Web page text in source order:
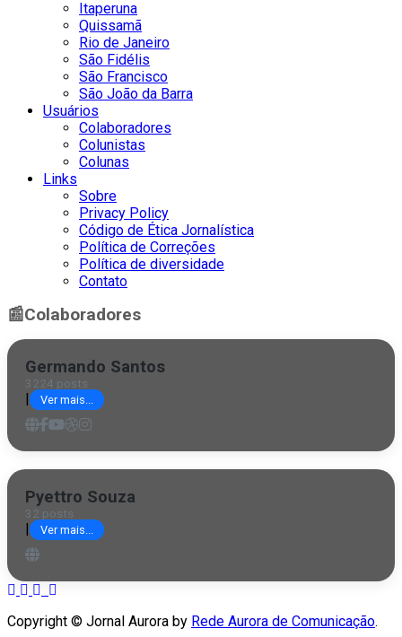
Itaperuna
Quissamã
Rio de Janeiro
São Fidélis
São Francisco
São João da Barra
Usuários
Colaboradores
Colunistas
Colunas
Links
Sobre
Privacy Policy
Código de Ética Jornalística
Política de Correções
Política de diversidade
Contato
📰Colaboradores
Germando Santos
3224 posts
Ver mais...
Pyettro Souza
32 posts
Ver mais...
Copyright © Jornal Aurora by Rede Aurora de Comunicação.